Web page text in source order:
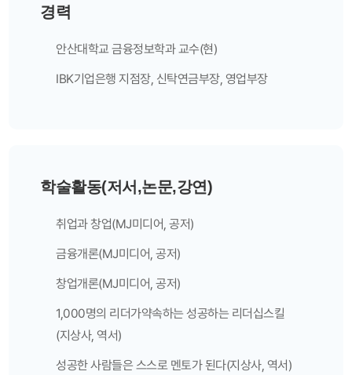
경력
안산대학교 금융정보학과 교수(현)
IBK기업은행 지점장, 신탁연금부장, 영업부장
학술활동(저서,논문,강연)
취업과 창업(MJ미디어, 공저)
금융개론(MJ미디어, 공저)
창업개론(MJ미디어, 공저)
1,000명의 리더가약속하는 성공하는 리더십스킬
(지상사, 역서)
성공한 사람들은 스스로 멘토가 된다(지상사, 역서)